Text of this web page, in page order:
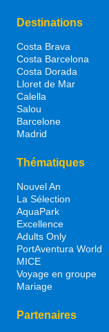
Destinations
Costa Brava
Costa Barcelona
Costa Dorada
Lloret de Mar
Calella
Salou
Barcelone
Madrid
Thématiques
Nouvel An
La Sélection
AquaPark
Excellence
Adults Only
PortAventura World
MICE
Voyage en groupe
Mariage
Partenaires